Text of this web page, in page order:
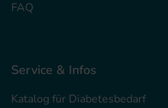
FAQ
Service & Infos
Katalog für Diabetesbedarf